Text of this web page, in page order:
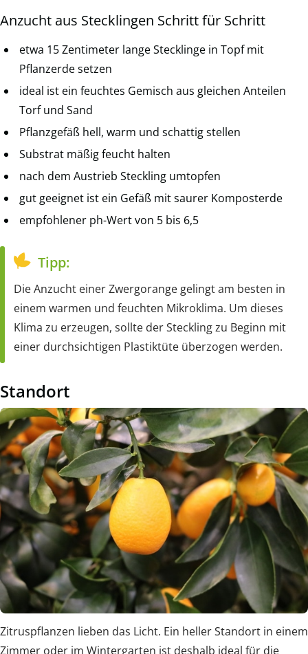
Anzucht aus Stecklingen Schritt für Schritt
etwa 15 Zentimeter lange Stecklinge in Topf mit
Pflanzerde setzen
ideal ist ein feuchtes Gemisch aus gleichen Anteilen
Torf und Sand
Pflanzgefäß hell, warm und schattig stellen
Substrat mäßig feucht halten
nach dem Austrieb Steckling umtopfen
gut geeignet ist ein Gefäß mit saurer Komposterde
empfohlener ph-Wert von 5 bis 6,5
Tipp:
Die Anzucht einer Zwergorange gelingt am besten in
einem warmen und feuchten Mikroklima. Um dieses
Klima zu erzeugen, sollte der Steckling zu Beginn mit
einer durchsichtigen Plastiktüte überzogen werden.
Standort
Zitruspflanzen lieben das Licht. Ein heller Standort in einem
Zimmer oder im Wintergarten ist deshalb ideal für die